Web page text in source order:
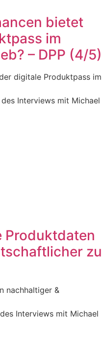
bietet
im
– DPP (4/5)
digitale Produktpass im
Interviews mit Michael
Produktdaten
zu
nachhaltiger &
Interviews mit Michael